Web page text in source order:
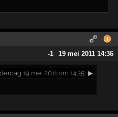
-1 19 mei 2011 14:36
19 mei 2011 om 14:35: ▶